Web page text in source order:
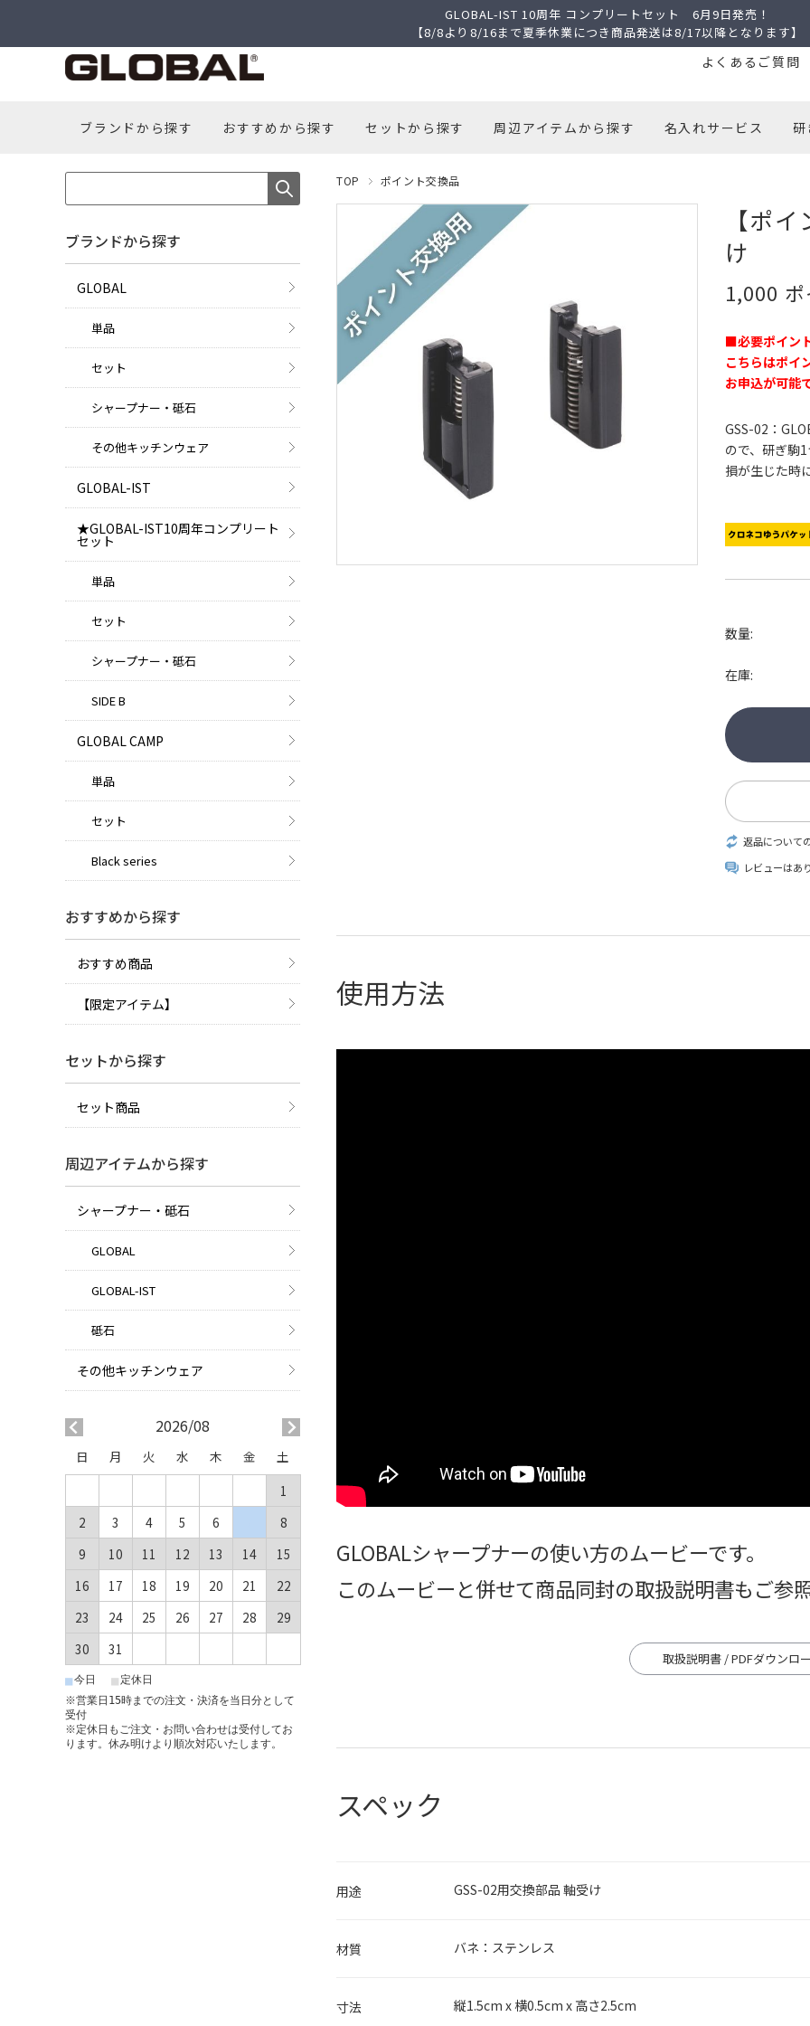
よくあるご質問
GLOBAL-IST 10周年 コンプリートセット 6月9日発売！
【8/8より8/16まで夏季休業につき商品発送は8/17以降となります】
ブランドから探す おすすめから探す セットから探す 周辺アイテムから探す 名入れサービス
TOP ポイント交換品
【ポ
け
1,000
■必要ポイン
こちらはポイ
お申込が可能
GSS-02：
ので、研ぎ駒
損が生じた時
数量:
在庫:
返品について
レビューはあ
使用方法
GLOBALシャープナーの使い方のムービーです。
このムービーと併せて商品同封の取扱説明書もご参
取扱説明書 / PDFダウンロ
スペック
用途 GSS-02用交換部品 軸受け
材質 バネ：ステンレス
寸法 縦1.5cm x 横0.5cm x 高さ2.5cm
ブランドから探す
GLOBAL
単品
セット
シャープナー・砥石
その他キッチンウェア
GLOBAL-IST
★GLOBAL-IST10周年コンプリート
セット
単品
セット
シャープナー・砥石
SIDE B
GLOBAL CAMP
単品
セット
Black series
おすすめから探す
おすすめ商品
【限定アイテム】
セットから探す
セット商品
周辺アイテムから探す
シャープナー・砥石
GLOBAL
GLOBAL-IST
砥石
その他キッチンウェア
2026/08
日 月 火 水 木 金
土
1
2
3 4 5 6
8
9
10 11 12 13 14
15
16
17 18 19 20 21
22
23
24 25 26 27 28
29
30
31
■今日 ■ 定休日
※営業日15時までの注文・決済を当日分として
受付
※定休日もご注文・お問い合わせは受付してお
ります。休み明けより順次対応いたします。